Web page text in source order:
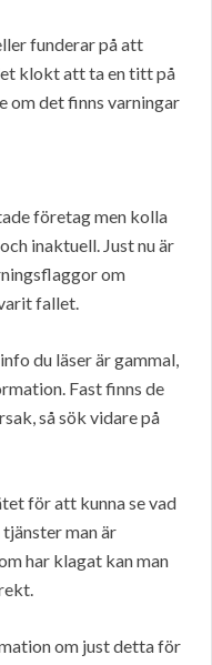
funderar på att
klokt att ta en titt på
om det finns varningar
företag men kolla
inaktuell. Just nu är
om
fallet.
du läser är gammal,
Fast finns de
så sök vidare på
för att kunna se vad
man är
har klagat kan man
om just detta för